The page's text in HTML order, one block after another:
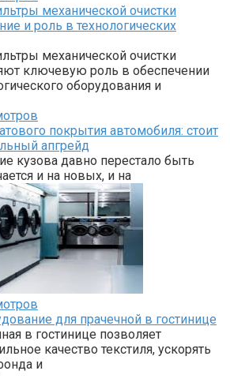
механической очистки
и роль в технологических
механической очистки
ключевую роль в обеспечении
оборудования и
покрытия автомобиля: стоит
апгрейд
кузова давно перестало быть
и на новых, и на
для прачечной в гостинице
в гостинице позволяет
качество текстиля, ускорять
и